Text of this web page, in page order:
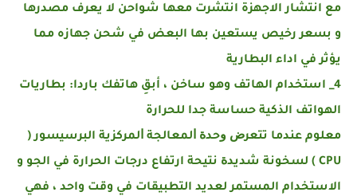
مع انتشار الاجهزة انتشرت معها شواحن لا يعرف مصدرها
و بسعر رخيص يستعين بها البعض في شحن جهازه مما
يؤثر في اداء البطارية
4_ استخدام الهاتف وهو ساخن ، أبقِ هاتفك باردا: بطاريات
الهواتف الذكية حساسة جدا للحرارة
معلوم ﻋﻨﺪﻣﺎ ﺗﺘﻌﺮﺽ ﻭﺣﺪﺓ ﺍﻟﻤﻌﺎﻟﺠﺔ ﺍﻟﻤﺮﻛﺰﻳﺔ البرسيسور ‏(
CPU ‏) ﻟﺴﺨﻮﻧﺔ ﺷﺪﻳﺪﺓ نتيحة ارتفاع درجات الحرارة في الجو و
الاستخدام المستمر لعديد التطبيقات في وقت واحد ، ﻓﻬﻲ